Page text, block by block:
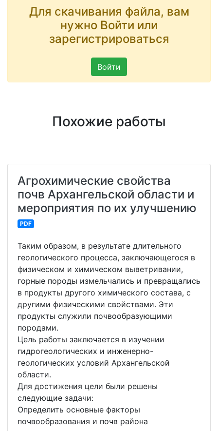
Для скачивания файла, вам
нужно Войти или
зарегистрироваться
Войти
Похожие работы
Агрохимические свойства
почв Архангельской области и
мероприятия по их улучшению
PDF
Таким образом, в результате длительного
геологического процесса, заключающегося в
физическом и химическом выветривании,
горные породы измельчались и превращались
в продукты другого химического состава, с
другими физическими свойствами. Эти
продукты служили почвообразующими
породами.
Цель работы заключается в изучении
гидрогеологических и инженерно-
геологических условий Архангельской
области.
Для достижения цели были решены
следующие задачи:
Определить основные факторы
почвообразования и почв района